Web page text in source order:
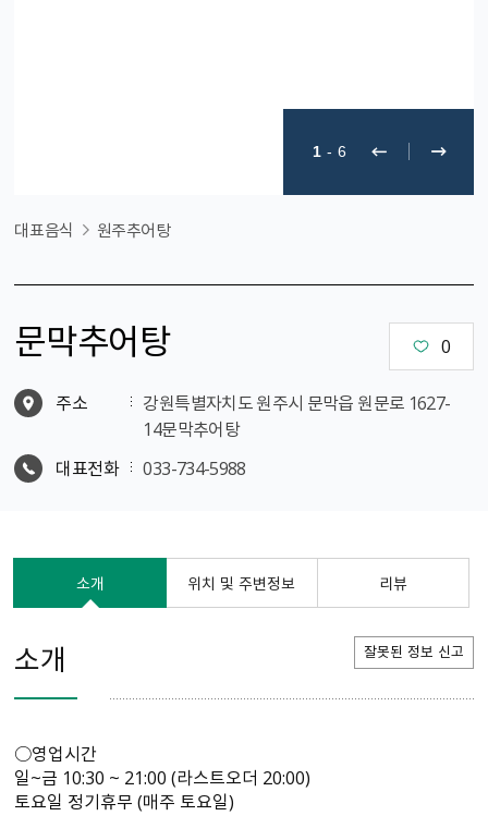
1 - 6
대표음식 원주추어탕
문막추어탕 0
주소
강원특별자치도 원주시 문막읍 원문로 1627-
14문막추어탕
대표전화
033-734-5988
소개 위치 및 주변정보 리뷰
소개 잘못된 정보 신고
○영업시간
일~금 10:30 ~ 21:00 (라스트오더 20:00)
토요일 정기휴무 (매주 토요일)